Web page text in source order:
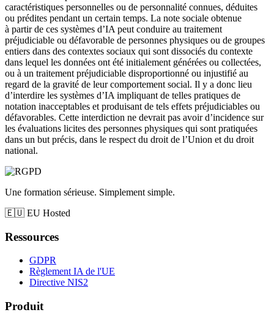
caractéristiques personnelles ou de personnalité connues, déduites
ou prédites pendant un certain temps. La note sociale obtenue
à partir de ces systèmes d’IA peut conduire au traitement
préjudiciable ou défavorable de personnes physiques ou de groupes
entiers dans des contextes sociaux qui sont dissociés du contexte
dans lequel les données ont été initialement générées ou collectées,
ou à un traitement préjudiciable disproportionné ou injustifié au
regard de la gravité de leur comportement social. Il y a donc lieu
d’interdire les systèmes d’IA impliquant de telles pratiques de
notation inacceptables et produisant de tels effets préjudiciables ou
défavorables. Cette interdiction ne devrait pas avoir d’incidence sur
les évaluations licites des personnes physiques qui sont pratiquées
dans un but précis, dans le respect du droit de l’Union et du droit
national.
Une formation sérieuse. Simplement simple.
🇪🇺 EU Hosted
Ressources
GDPR
Règlement IA de l'UE
Directive NIS2
Produit